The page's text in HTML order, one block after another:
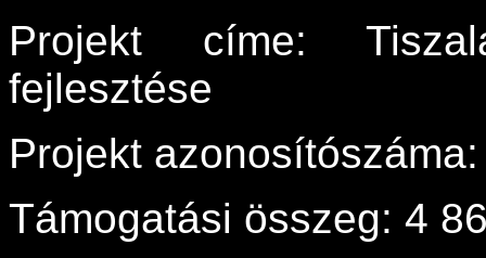
Projekt címe:
fejlesztése
Projekt
Támogatási összeg: 4